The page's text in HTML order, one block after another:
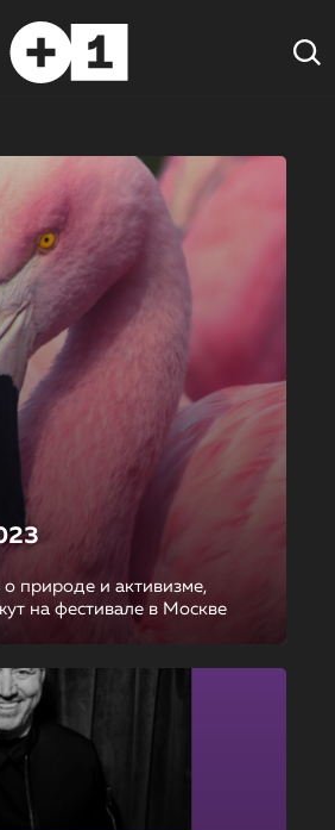
природе и активизме,
на фестивале в Москве